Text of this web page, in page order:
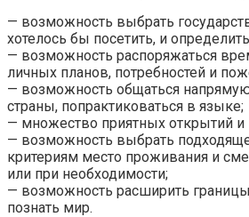
— возможность выбрать
хотелось бы посетить, и
— возможность распоряжаться
личных планов, потребностей и
— возможность общаться
страны, попрактиковаться в языке;
— множество приятных открытий и
— возможность выбрать
критериям место проживания и
или при необходимости;
— возможность расширить
познать мир.